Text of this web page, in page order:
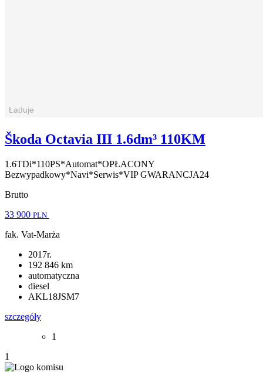
Škoda Octavia III 1.6dm³ 110KM
1.6TDi*110PS*Automat*OPŁACONY
Bezwypadkowy*Navi*Serwis*VIP GWARANCJA24
Brutto
33 900 PLN
fak. Vat-Marża
2017r.
192 846 km
automatyczna
diesel
AKL18JSM7
szczegóły
1
1